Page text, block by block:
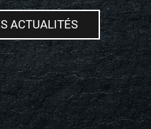
ACTUALITÉS